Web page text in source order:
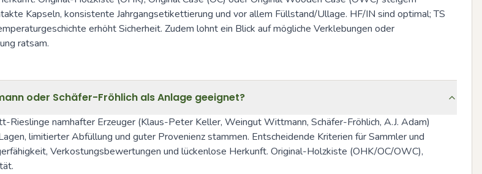
Kapseln, konsistente Jahrgangsetikettierung und vor allem Füllstand/Ullage. HF/IN sind optimal; TS
erhöht Sicherheit. Zudem lohnt ein Blick auf mögliche Verklebungen oder
ratsam.
oder Schäfer-Fröhlich als Anlage geeignet?
namhafter Erzeuger (Klaus-Peter Keller, Weingut Wittmann, Schäfer-Fröhlich, A.J. Adam)
limitierter Abfüllung und guter Provenienz stammen. Entscheidende Kriterien für Sammler und
Verkostungsbewertungen und lückenlose Herkunft. Original-Holzkiste (OHK/OC/OWC),